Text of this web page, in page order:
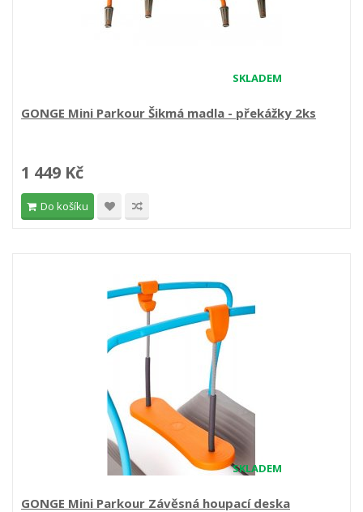
SKLADEM
GONGE Mini Parkour Šikmá madla - překážky 2ks
1 449 Kč
Do košíku
SKLADEM
GONGE Mini Parkour Závěsná houpací deska